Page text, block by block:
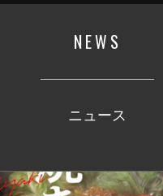
NEWS
ニュース